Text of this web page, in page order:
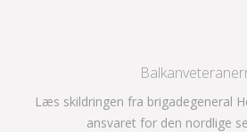
Læs skildringen fra brigadegeneral
ansvaret for den nordlige